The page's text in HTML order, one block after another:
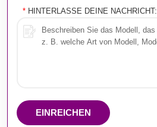
* HINTERLASSE DEINE NACHRICHT:
EINREICHEN